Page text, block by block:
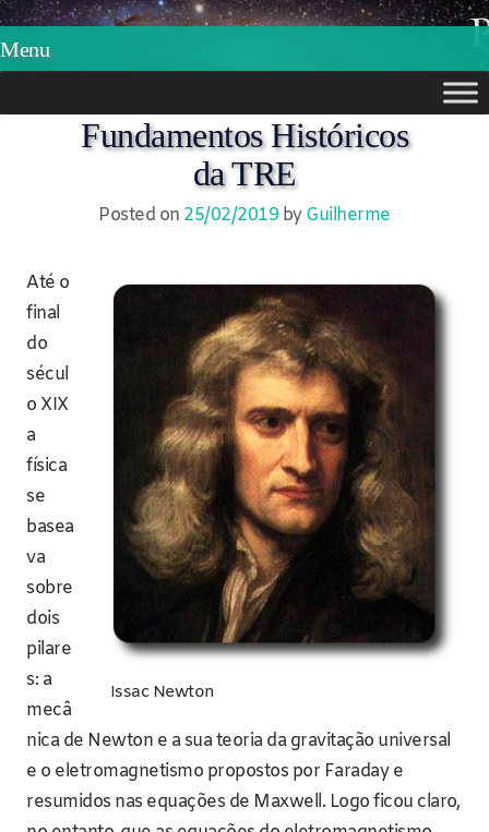
Phylos.net
Menu
Fundamentos Históricos
da TRE
Posted on 25/02/2019 byGuilherme
Issac Newton
Até o
final
do
sécul
o XIX
a
física
se
basea
va
sobre
dois
pilare
s: a
mecâ
nica de Newton e a sua teoria da gravitação universal
e o eletromagnetismo propostos por Faraday e
resumidos nas equações de Maxwell. Logo ficou claro,